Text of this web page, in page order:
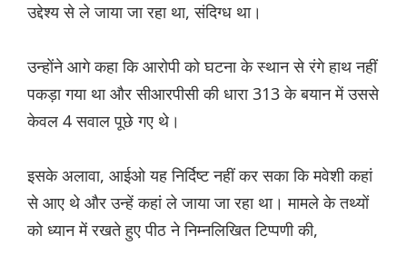
उद्देश्य से ले जाया जा रहा था, संदिग्ध था।
उन्होंने आगे कहा कि आरोपी को घटना के स्थान से रंगे हाथ नहीं
पकड़ा गया था और सीआरपीसी की धारा 313 के बयान में उससे
केवल 4 सवाल पूछे गए थे।
इसके अलावा, आईओ यह निर्दिष्ट नहीं कर सका कि मवेशी कहां
से आए थे और उन्हें कहां ले जाया जा रहा था। मामले के तथ्यों
को ध्यान में रखते हुए पीठ ने निम्नलिखित टिप्पणी की,